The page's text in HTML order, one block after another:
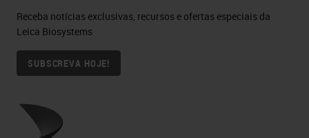
Receba notícias exclusivas, recursos e ofertas especiais da
Leica Biosystems
SUBSCREVA HOJE!